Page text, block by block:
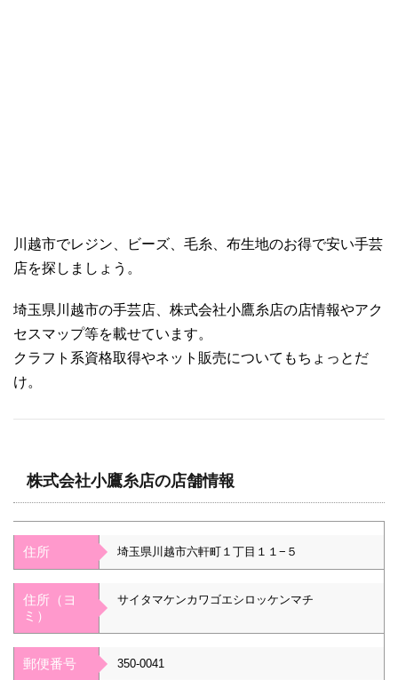
川越市でレジン、ビーズ、毛糸、布生地のお得で安い手芸
店を探しましょう。
埼玉県川越市の手芸店、株式会社小鷹糸店の店情報やアク
セスマップ等を載せています。
クラフト系資格取得やネット販売についてもちょっとだ
け。
株式会社小鷹糸店の店舗情報
住所 埼玉県川越市六軒町１丁目１１−５
住所（ヨ
ミ）
サイタマケンカワゴエシロッケンマチ
郵便番号 350-0041